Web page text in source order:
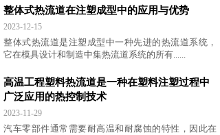
整体式热流道在注塑成型中的应用与优势
2023-12-15
整体式热流道是注塑成型中一种先进的热流道系统，
它在模具设计和制造中集热流道系统的所有......
高温工程塑料热流道是一种在塑料注塑过程中
广泛应用的热控制技术
2023-11-29
汽车零部件通常需要耐高温和耐腐蚀的特性，因此在